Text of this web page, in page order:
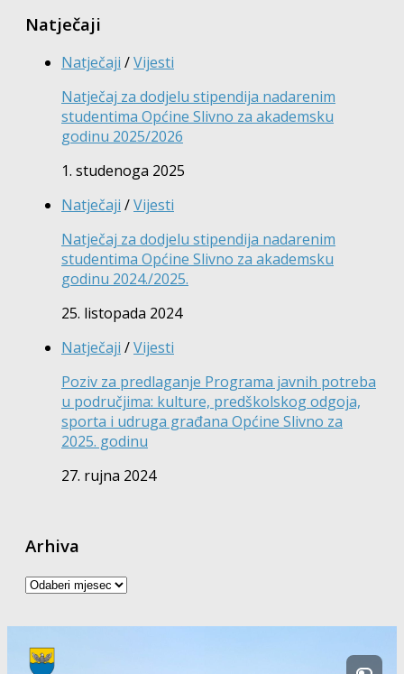
Natječaji
Natječaji /Vijesti
Natječaj za dodjelu stipendija nadarenim
studentima Općine Slivno za akademsku
godinu 2025/2026
1. studenoga 2025
Natječaji /Vijesti
Natječaj za dodjelu stipendija nadarenim
studentima Općine Slivno za akademsku
godinu 2024./2025.
25. listopada 2024
Natječaji /Vijesti
Poziv za predlaganje Programa javnih potreba
u područjima: kulture, predškolskog odgoja,
sporta i udruga građana Općine Slivno za
2025. godinu
27. rujna 2024
Arhiva
Arhiva